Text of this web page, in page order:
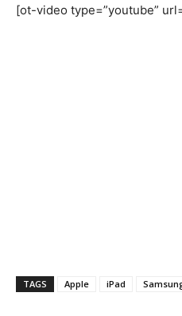
[ot-video type=”youtube”
TAGS Apple iPad